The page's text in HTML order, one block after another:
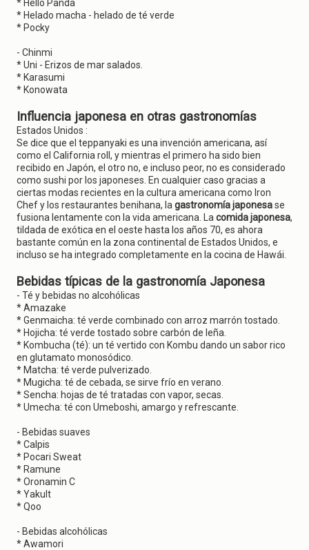
* Hello Panda
* Helado macha - helado de té verde
* Pocky
- Chinmi
* Uni - Erizos de mar salados.
* Karasumi
* Konowata
Influencia japonesa en otras gastronomías
Estados Unidos :
Se dice que el teppanyaki es una invención americana, así
como el California roll, y mientras el primero ha sido bien
recibido en Japón, el otro no, e incluso peor, no es considerado
como sushi por los japoneses. En cualquier caso gracias a
ciertas modas recientes en la cultura americana como Iron
Chef y los restaurantes benihana, la gastronomía japonesase
fusiona lentamente con la vida americana. La comida japonesa,
tildada de exótica en el oeste hasta los años 70, es ahora
bastante común en la zona continental de Estados Unidos, e
incluso se ha integrado completamente en la cocina de Hawái.
Bebidas típicas de la gastronomía Japonesa
- Té y bebidas no alcohólicas
* Amazake
* Genmaicha: té verde combinado con arroz marrón tostado.
* Hojicha: té verde tostado sobre carbón de leña.
* Kombucha (té): un té vertido con Kombu dando un sabor rico
en glutamato monosódico.
* Matcha: té verde pulverizado.
* Mugicha: té de cebada, se sirve frío en verano.
* Sencha: hojas de té tratadas con vapor, secas.
* Umecha: té con Umeboshi, amargo y refrescante.
- Bebidas suaves
* Calpis
* Pocari Sweat
* Ramune
* Oronamin C
* Yakult
* Qoo
- Bebidas alcohólicas
* Awamori